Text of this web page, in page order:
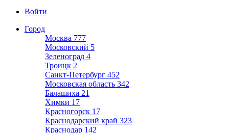
Войти
Город
Москва 777
Московский 5
Зеленоград 4
Троицк 2
Санкт-Петербург 452
Московская область 342
Балашиха 21
Химки 17
Красногорск 17
Краснодарский край 323
Краснодар 142